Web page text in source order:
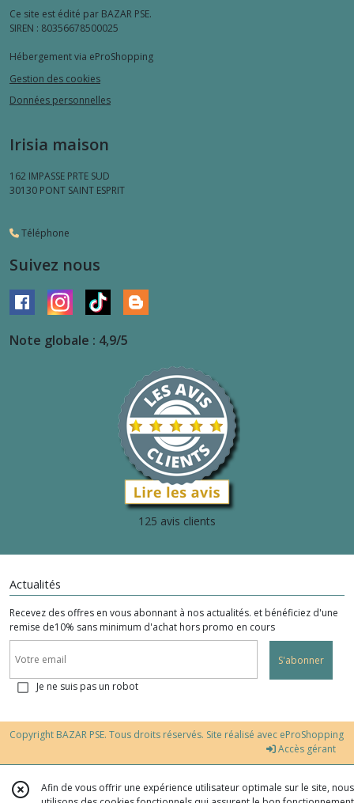
Ce site est édité par BAZAR PSE.
SIREN : 80356678500025
Hébergement via eProShopping
Gestion des cookies
Données personnelles
Irisia maison
162 IMPASSE PRTE SUD
30130 PONT SAINT ESPRIT
Téléphone
Suivez nous
Note globale : 4,9/5
125 avis clients
Actualités
Recevez des offres en vous abonnant à nos actualités. et bénéficiez d'une
remise de10% sans minimum d'achat hors promo en cours
S'abonner
Je ne suis pas un robot
Copyright BAZAR PSE. Tous droits réservés. Site réalisé avec eProShopping
Accès gérant
Afin de vous offrir une expérience utilisateur optimale sur le site, nous